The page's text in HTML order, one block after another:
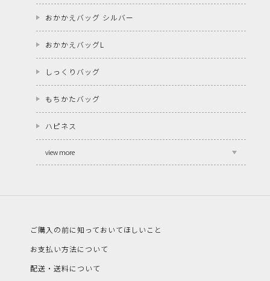
おかかえバッグ シルバー
おかかえバッグL
しっくりバッグ
もちかたバッグ
ハピネス
view more
ご購入の前に知っておいてほしいこと
お支払い方法について
配送・送料について